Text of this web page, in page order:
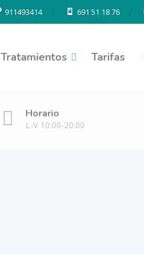
911493414 691 51 18 76
Tratamientos Tarifas
Horario
L-V 10:00-20:00